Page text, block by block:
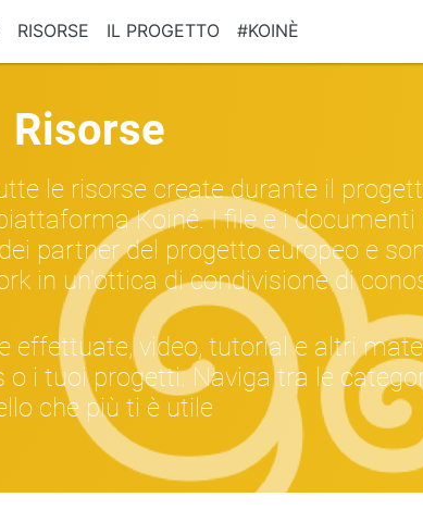
RISORSE IL PROGETTO #KOINÈ
Risorse
le risorse create durante il
Koiné. I file e i
partner del progetto europeo e
in un'ottica di condivisione di
effettuate, video, tutorial e altri
i tuoi progetti. Naviga tra le
che più ti è utile